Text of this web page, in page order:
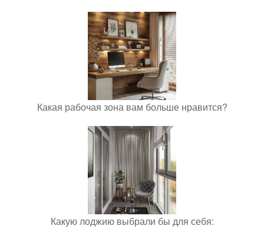
Какая рабочая зона вам больше нравится?
Какую лоджию выбрали бы для себя: